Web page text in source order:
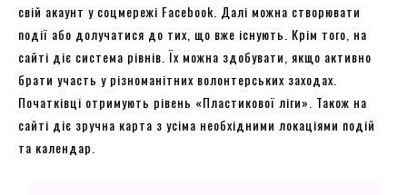
свій акаунт у соцмережі Facebook. Далі можна створювати
події або долучатися до тих, що вже існують. Крім того, на
сайті діє система рівнів. Їх можна здобувати, якщо активно
брати участь у різноманітних волонтерських заходах.
Початківці отримують рівень «Пластикової ліги». Також на
сайті діє зручна карта з усіма необхідними локаціями подій
та календар.